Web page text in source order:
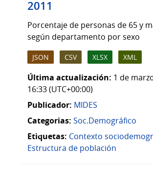
2011
Porcentaje de personas de 65 y
según departamento por sexo
JSON CSV XLSX XML
Última actualización: 1 de
16:33 (UTC+00:00)
Publicador: MIDES
Categorias: Soc.Demográfico
Etiquetas: Contexto
Estructura de población